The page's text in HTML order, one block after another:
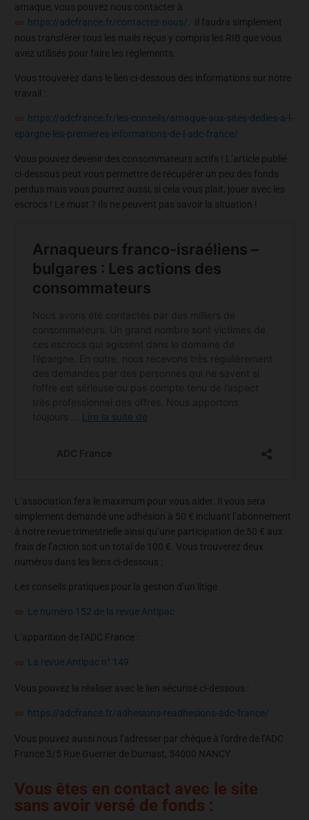
arnaque, vous pouvez nous contacter à
https://adcfrance.fr/contactez-nous/ . Il faudra simplement
nous transférer tous les mails reçus y compris les RIB que vous
avez utilisés pour faire les règlements.
Vous trouverez dans le lien ci-dessous des informations sur notre
travail :
https://adcfrance.fr/les-conseils/arnaque-aux-sites-dedies-a-l-
epargne-les-premieres-informations-de-l-adc-france/
Vous pouvez devenir des consommateurs actifs ! L’article publié
ci-dessous peut vous permettre de récupérer un peu des fonds
perdus mais vous pourrez aussi, si cela vous plait, jouer avec les
escrocs ! Le must ? Ils ne peuvent pas savoir la situation !
L’association fera le maximum pour vous aider. Il vous sera
simplement demandé une adhésion à 50 € incluant l’abonnement
à notre revue trimestrielle ainsi qu’une participation de 50 € aux
frais de l’action soit un total de 100 €. Vous trouverez deux
numéros dans les liens ci-dessous :
Les conseils pratiques pour la gestion d’un litige
Le numéro 152 de la revue Antipac
L’apparition de l’ADC France :
La revue Antipac n° 149
Vous pouvez la réaliser avec le lien sécurisé ci-dessous :
https://adcfrance.fr/adhesions-readhesions-adc-france/
Vous pouvez aussi nous l’adresser par chèque à l’ordre de l’ADC
France 3/5 Rue Guerrier de Dumast, 54000 NANCY
Vous êtes en contact avec le site
sans avoir versé de fonds :